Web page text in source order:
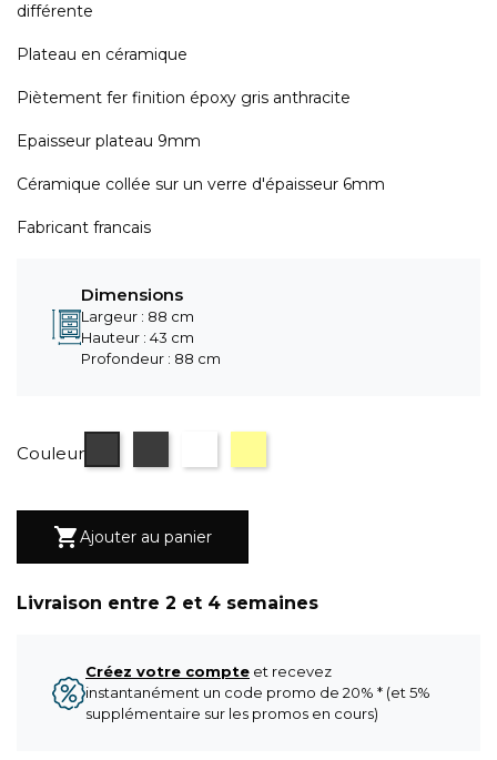
différente
Plateau en céramique
Piètement fer finition époxy gris anthracite
Epaisseur plateau 9mm
Céramique collée sur un verre d'épaisseur 6mm
Fabricant francais
Dimensions
Largeur : 88 cm
Hauteur : 43 cm
Profondeur : 88 cm
Couleur
céramique Iron
Ajouter au panier
Livraison entre 2 et 4 semaines
Créez votre compte et recevez
instantanément un code promo de 20% * (et 5%
supplémentaire sur les promos en cours)